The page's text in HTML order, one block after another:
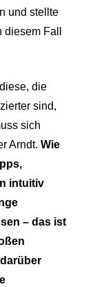
und stellte
Fall
die
sind,
sich
Arndt. Wie
intuitiv
– das ist